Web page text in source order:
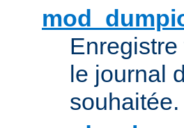
le journal
souhaitée.